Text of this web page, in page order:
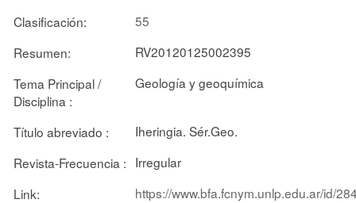
Clasificación:
55
Resumen:
RV20120125002395
Tema Principal /
Disciplina :
Geología y geoquímica
Título abreviado :
Iheringia. Sér.Geo.
Revista-Frecuencia : Irregular
Link:
https://www.bfa.fcnym.unlp.edu.ar/id/